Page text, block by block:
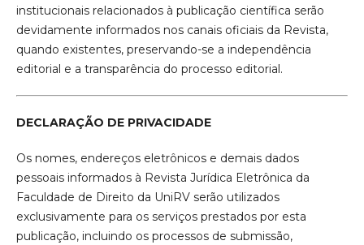
institucionais relacionados à publicação científica serão
devidamente informados nos canais oficiais da Revista,
quando existentes, preservando-se a independência
editorial e a transparência do processo editorial.
DECLARAÇÃO DE PRIVACIDADE
Os nomes, endereços eletrônicos e demais dados
pessoais informados à Revista Jurídica Eletrônica da
Faculdade de Direito da UniRV serão utilizados
exclusivamente para os serviços prestados por esta
publicação, incluindo os processos de submissão,